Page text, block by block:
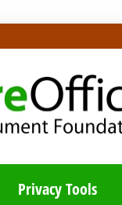
Privacy Tools